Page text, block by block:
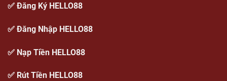
✅ Đăng Ký HELLO88
✅ Đăng Nhập HELLO88
✅ Nạp Tiền HELLO88
✅ Rút Tiền HELLO88